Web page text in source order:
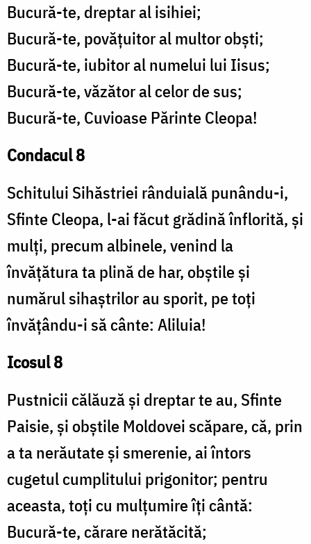
Bucură-te, dreptar al isihiei;
Bucură-te, povățuitor al multor obști;
Bucură-te, iubitor al numelui lui Iisus;
Bucură-te, văzător al celor de sus;
Bucură-te, Cuvioase Părinte Cleopa!
Condacul 8
Schitului Sihăstriei rânduială punându-i,
Sfinte Cleopa, l-ai făcut grădină înflorită, și
mulți, precum albinele, venind la
învățătura ta plină de har, obștile și
numărul sihaștrilor au sporit, pe toți
învățându-i să cânte: Aliluia!
Icosul 8
Pustnicii călăuză și dreptar te au, Sfinte
Paisie, și obștile Moldovei scăpare, că, prin
a ta nerăutate și smerenie, ai întors
cugetul cumplitului prigonitor; pentru
aceasta, toți cu mulțumire îți cântă:
Bucură-te, cărare nerătăcită;